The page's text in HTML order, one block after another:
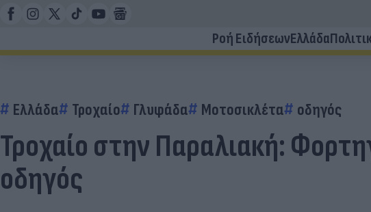
Ροή ΕιδήσεωνΕλλάδα
Ελλάδα Τροχαίο Γλυφάδα Μοτοσικλέτα οδηγός
Τροχαίο στην Παραλιακή:
οδηγός